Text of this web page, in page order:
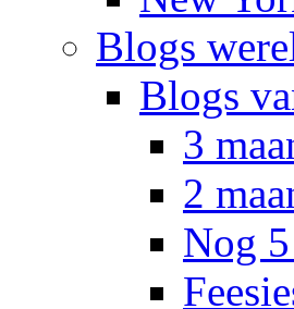
Blogs
Blogs
3
2
Nog